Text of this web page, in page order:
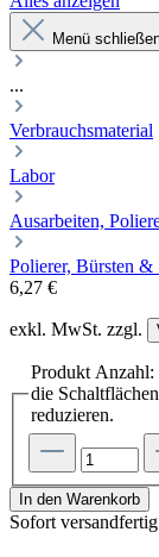
Menü
...
Verbrauchsmaterial
Labor
Ausarbeiten,
Polierer, Bürsten &
6,27 €
exkl. MwSt. zzgl.
Produkt Anzahl:
die
reduzieren.
In den Warenkorb
Sofort versandfertig